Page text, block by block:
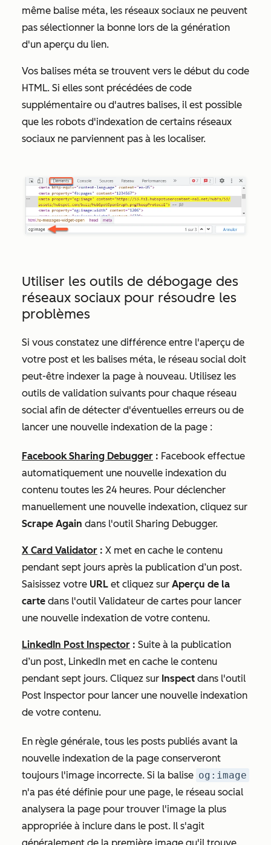
même balise méta, les réseaux sociaux ne peuvent
pas sélectionner la bonne lors de la génération
d'un aperçu du lien.
Vos balises méta se trouvent vers le début du code
HTML. Si elles sont précédées de code
supplémentaire ou d'autres balises, il est possible
que les robots d'indexation de certains réseaux
sociaux ne parviennent pas à les localiser.
Utiliser les outils de débogage des
réseaux sociaux pour résoudre les
problèmes
Si vous constatez une différence entre l'aperçu de
votre post et les balises méta, le réseau social doit
peut-être indexer la page à nouveau. Utilisez les
outils de validation suivants pour chaque réseau
social afin de détecter d'éventuelles erreurs ou de
lancer une nouvelle indexation de la page :
Facebook Sharing Debugger : Facebook effectue
automatiquement une nouvelle indexation du
contenu toutes les 24 heures. Pour déclencher
manuellement une nouvelle indexation, cliquez sur
Scrape Again dans l'outil Sharing Debugger.
X Card Validator : X met en cache le contenu
pendant sept jours après la publication d’un post.
Saisissez votre URL et cliquez sur Aperçu de la
carte dans l'outil Validateur de cartes pour lancer
une nouvelle indexation de votre contenu.
LinkedIn Post Inspector : Suite à la publication
d’un post, LinkedIn met en cache le contenu
pendant sept jours. Cliquez sur Inspect dans l'outil
Post Inspector pour lancer une nouvelle indexation
de votre contenu.
En règle générale, tous les posts publiés avant la
nouvelle indexation de la page conserveront
toujours l'image incorrecte. Si la balise og:image
n'a pas été définie pour une page, le réseau social
analysera la page pour trouver l'image la plus
appropriée à inclure dans le post. Il s'agit